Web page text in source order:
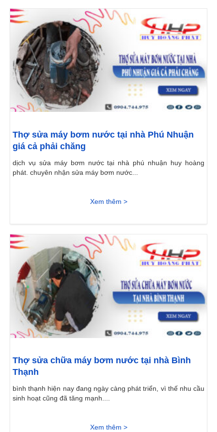
Thợ sửa máy bơm nước tại nhà Phú Nhuận
giá cả phải chăng
dịch vụ sửa máy bơm nước tại nhà phú nhuận huy hoàng
phát. chuyên nhận sửa máy bơm nước...
Xem thêm >
Thợ sửa chữa máy bơm nước tại nhà Bình
Thạnh
bình thạnh hiện nay đang ngày càng phát triển, vì thế nhu cầu
sinh hoạt cũng đã tăng mạnh....
Xem thêm >